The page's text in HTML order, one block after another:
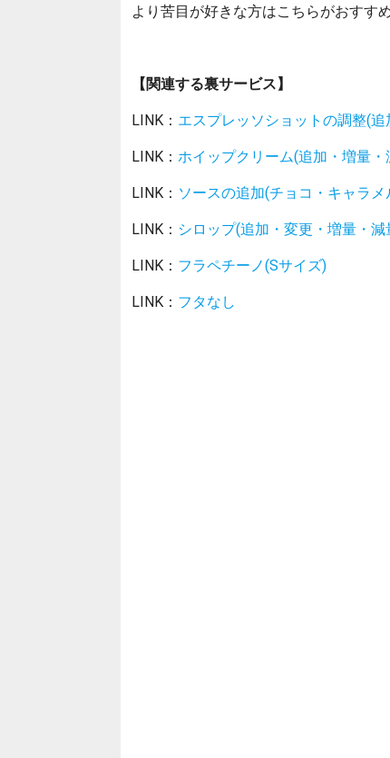
より苦目が好きな方はこちらがおすす
【関連する裏サービス】
LINK： エスプレッソショットの調整(
LINK： ホイップクリーム(追加・増量・
LINK： ソースの追加(チョコ・キャラメ
LINK： シロップ(追加・変更・増量・減
LINK： フラペチーノ(Sサイズ)
LINK： フタなし